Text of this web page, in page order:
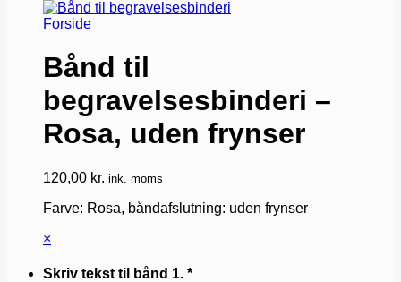
Forside
Bånd til
begravelsesbinderi –
Rosa, uden frynser
120,00 kr. ink. moms
Farve: Rosa, båndafslutning: uden frynser
×
Skriv tekst til bånd 1. *